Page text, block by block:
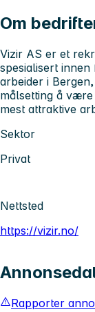
Om
Vizir AS er et
spesialisert innen
arbeider i
målsetting å
mest attraktive
Sektor
Privat
Nettsted
https://vizir.no/
Rapporter